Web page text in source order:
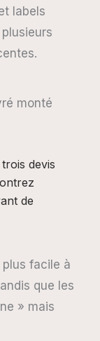
labels
devis
de
plus facile à
que les
» mais